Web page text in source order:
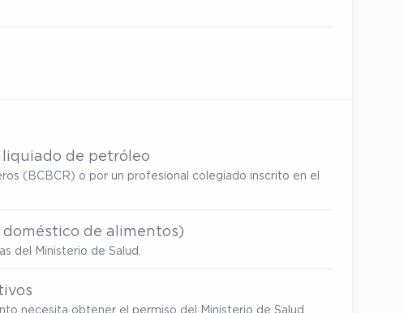
de petróleo
(BCBCR) o por un profesional colegiado inscrito en el
de alimentos)
del Ministerio de Salud.
necesita obtener el permiso del Ministerio de Salud,